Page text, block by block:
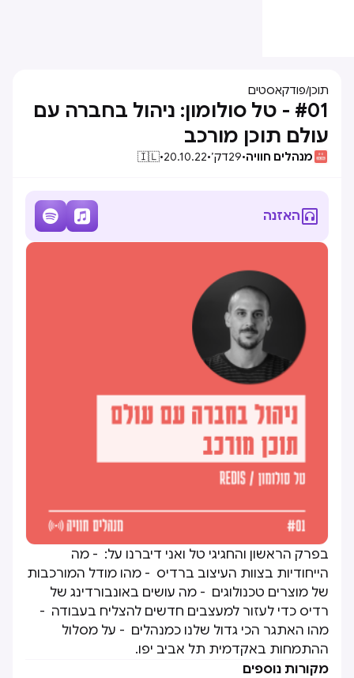
תוכן/פודקאסטים
#01 - טל סולומון: ניהול בחברה עם
עולם תוכן מורכב
מנהלים חוויה•
29דק׳•
20.10.22
•
🇮🇱
האזנה 

בפרק הראשון והחגיגי טל ואני דיברנו על: - מה
הייחודיות בצוות העיצוב ברדיס - מהו מודל המורכבות
של מוצרים טכנולוגים - מה עושים באונבורדינג של
רדיס כדי לעזור למעצבים חדשים להצליח בעבודה -
מהו האתגר הכי גדול שלנו כמנהלים - על מסלול
ההתמחות באקדמית תל אביב יפו.
מקורות נוספים